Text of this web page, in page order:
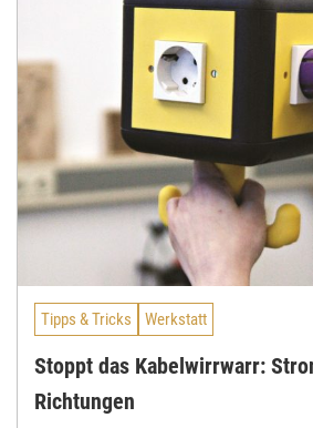
Tipps & Tricks Werkstatt
Stoppt das Kabelwirrwarr:
Richtungen